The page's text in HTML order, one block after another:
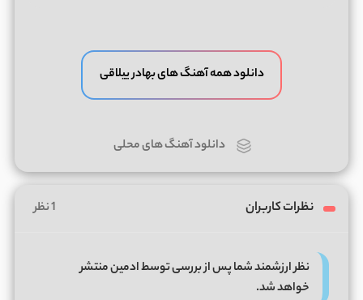
دانلود همه آهنگ های بهادر ییلاقی
دانلود آهنگ های محلی
نظرات کاربران 1 نظر
نظر ارزشمند شما پس از بررسی توسط ادمین منتشر
خواهد شد.